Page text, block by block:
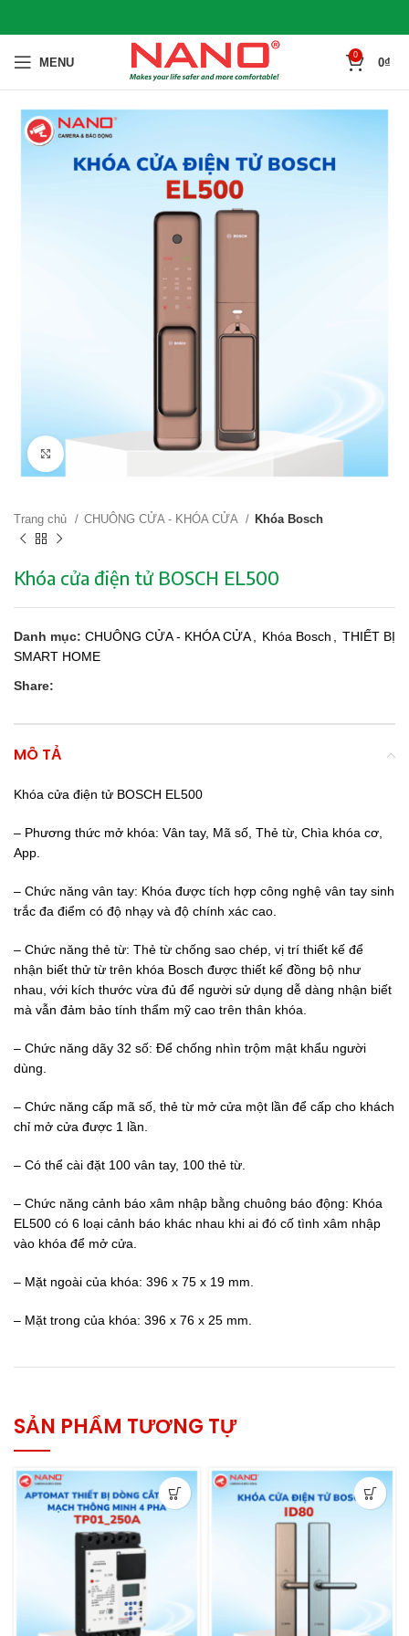
MENU
0
0₫
Click to enlarge
Trang chủ CHUÔNG CỬA - KHÓA CỬA Khóa Bosch
Khóa cửa điện tử BOSCH EL500
Danh mục: CHUÔNG CỬA - KHÓA CỬA Khóa Bosch
THIẾT BỊ
SMART HOME
Share:
MÔ TẢ
Khóa cửa điện tử BOSCH EL500
– Phương thức mở khóa: Vân tay, Mã số, Thẻ từ, Chìa khóa cơ,
App.
– Chức năng vân tay: Khóa được tích hợp công nghệ vân tay sinh
trắc đa điểm có độ nhạy và độ chính xác cao.
– Chức năng thẻ từ: Thẻ từ chống sao chép, vị trí thiết kế để
nhận biết thử từ trên khóa Bosch được thiết kế đồng bộ như
nhau, với kích thước vừa đủ để người sử dụng dễ dàng nhận biết
mà vẫn đảm bảo tính thẩm mỹ cao trên thân khóa.
– Chức năng dãy 32 số: Để chống nhìn trộm mật khẩu người
dùng.
– Chức năng cấp mã số, thẻ từ mở cửa một lần để cấp cho khách
chỉ mở cửa được 1 lần.
– Có thể cài đặt 100 vân tay, 100 thẻ từ.
– Chức năng cảnh báo xâm nhập bằng chuông báo động: Khóa
EL500 có 6 loại cảnh báo khác nhau khi ai đó cố tình xâm nhập
vào khóa để mở cửa.
– Mặt ngoài của khóa: 396 x 75 x 19 mm.
– Mặt trong của khóa: 396 x 76 x 25 mm.
SẢN PHẨM TƯƠNG TỰ